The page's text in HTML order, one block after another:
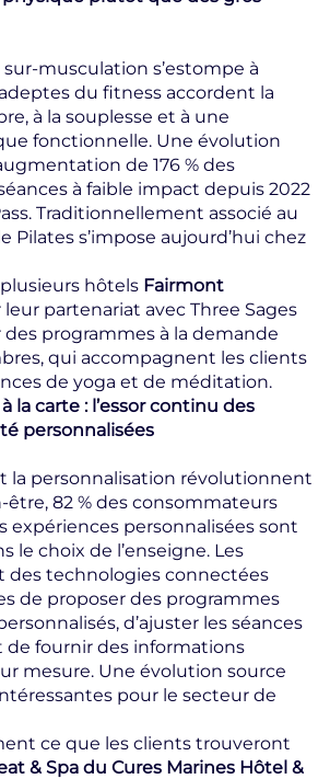
musculation s’estompe à
du fitness accordent la
à la souplesse et à une
fonctionnelle. Une évolution
de 176 % des
à faible impact depuis 2022
Traditionnellement associé au
Pilates s’impose aujourd’hui chez
hôtels Fairmont
leur partenariat avec Three Sages
programmes à la demande
qui accompagnent les clients
de yoga et de méditation.
la carte : l’essor continu des
personnalisées
la personnalisation révolutionnent
être, 82 % des consommateurs
expériences personnalisées sont
le choix de l’enseigne. Les
des technologies connectées
de proposer des programmes
d’ajuster les séances
de fournir des informations
mesure. Une évolution source
pour le secteur de
ce que les clients trouveront
& Spa du Cures Marines Hôtel &